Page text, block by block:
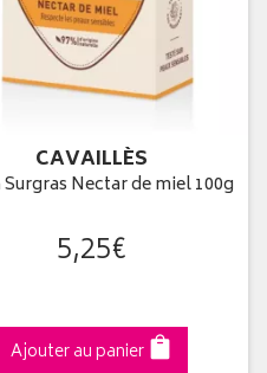
CAVAILLÈS
Nectar de miel 100g
5,25€
Ajouter au panier